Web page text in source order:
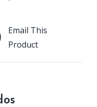
Email This
Product